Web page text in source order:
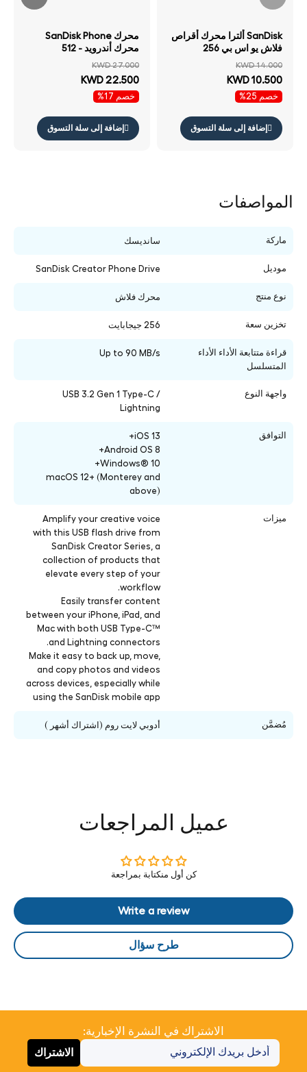
SanDisk ألترا محرك أقراص
فلاش يو اس بي 256
KWD 14.000
KWD 10.500
خصم 25%
إضافة إلى سلة التسوق
محرك SanDisk Phone
محرك أندرويد - 512
اس بي / أسود
KWD 27.000
KWD 22.500
خصم 17%
إضافة إلى سلة التسوق
المواصفات
ماركة سانديسك
موديل SanDisk Creator Phone Drive
نوع منتج محرك فلاش
تخزين سعة 256 جيجابايت
قراءة متتابعة الأداء الأداء
المتسلسل
Up to 90 MB/s
واجهة النوع
USB 3.2 Gen 1 Type-C /
Lightning
التوافق
iOS 13+
Android OS 8+
Windows® 10+
macOS 12+ (Monterey and
above)
ميزات
Amplify your creative voice
with this USB flash drive from
SanDisk Creator Series, a
collection of products that
elevate every step of your
workflow.
Easily transfer content
between your iPhone, iPad, and
Mac with both USB Type-C™
and Lightning connectors.
Make it easy to back up, move,
and copy photos and videos
across devices, especially while
using the SanDisk mobile app
مُضمَّن أدوبي لايت روم (اشتراك أشهر )
عميل المراجعات
كن أول منكتابة بمراجعة
Write a review
طرح سؤال
الاشتراك في النشرة الإخبارية:
الاشتراك